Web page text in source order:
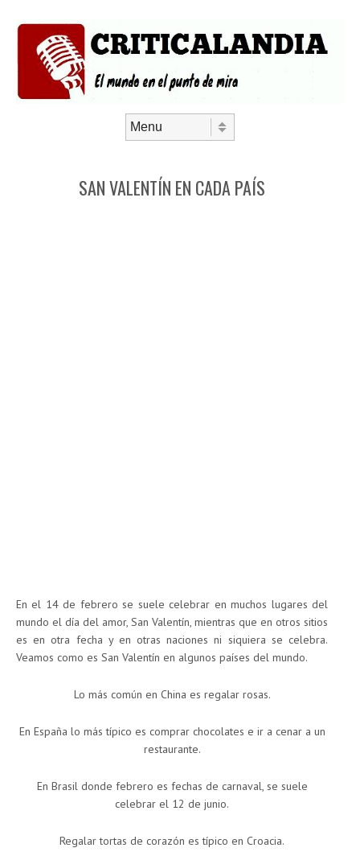
SAN VALENTÍN EN CADA PAÍS
En el 14 de febrero se suele celebrar en muchos lugares del
mundo el día del amor, San Valentín, mientras que en otros sitios
es en otra fecha y en otras naciones ni siquiera se celebra.
Veamos como es San Valentín en algunos países del mundo.
Lo más común en China es regalar rosas.
En España lo más típico es comprar chocolates e ir a cenar a un
restaurante.
En Brasil donde febrero es fechas de carnaval, se suele
celebrar el 12 de junio.
Regalar tortas de corazón es típico en Croacia.